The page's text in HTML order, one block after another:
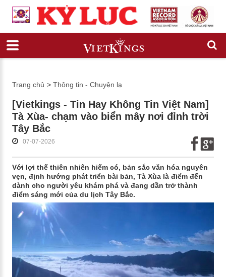
Trang chủ > Thông tin - Chuyện lạ
[Vietkings - Tin Hay Không Tin Việt Nam]
Tà Xùa- chạm vào biển mây nơi đỉnh trời
Tây Bắc
07-07-2026
Với lợi thế thiên nhiên hiếm có, bản sắc văn hóa nguyên
vẹn, định hướng phát triển bài bản, Tà Xùa là điểm đến
dành cho người yêu khám phá và đang dần trở thành
điểm sáng mới của du lịch Tây Bắc.